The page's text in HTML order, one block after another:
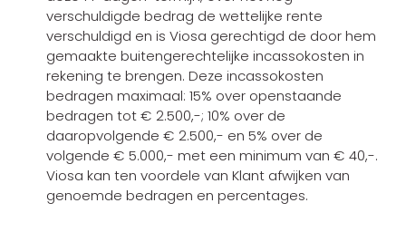
verschuldigde bedrag de wettelijke rente
verschuldigd en is Viosa gerechtigd de door hem
gemaakte buitengerechtelijke incassokosten in
rekening te brengen. Deze incassokosten
bedragen maximaal: 15% over openstaande
bedragen tot € 2.500,-; 10% over de
daaropvolgende € 2.500,- en 5% over de
volgende € 5.000,- met een minimum van € 40,-.
Viosa kan ten voordele van Klant afwijken van
genoemde bedragen en percentages.